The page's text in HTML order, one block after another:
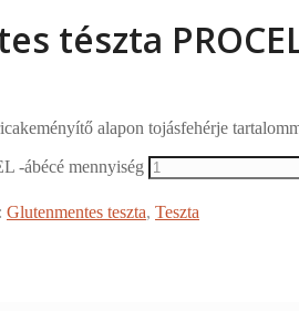
tészta
alapon tojásfehérje
-ábécé mennyiség
Glutenmentes teszta, Teszta